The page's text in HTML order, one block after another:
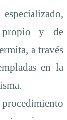
propio y de
a través
en la